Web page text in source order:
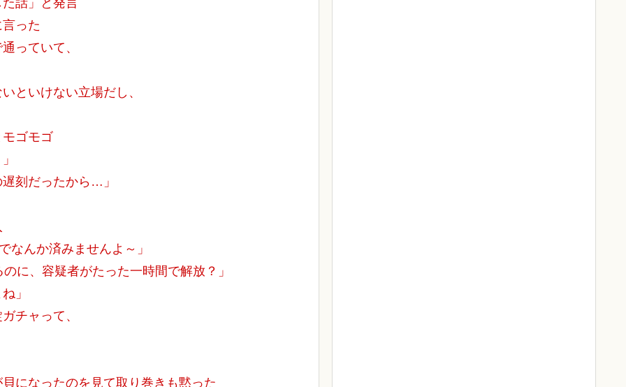
った
っていて、
といけない立場だし、
ゴモゴ
刻だったから…」
なんか済みませんよ～」
に、容疑者がたった一時間で解放？」
」
チャって、
になったのを見て取り巻きも黙った